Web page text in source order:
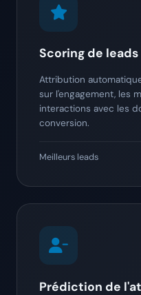
Scoring de leads
Attribution
sur l'engagement, les
interactions avec les
conversion.
Meilleurs leads
Prédiction de